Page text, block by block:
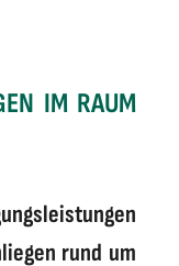
IM RAUM
rund um